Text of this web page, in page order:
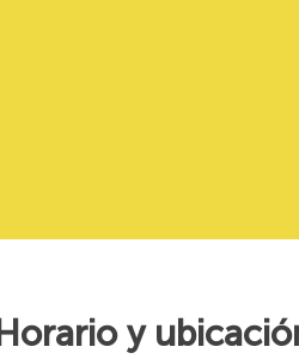
Horario y